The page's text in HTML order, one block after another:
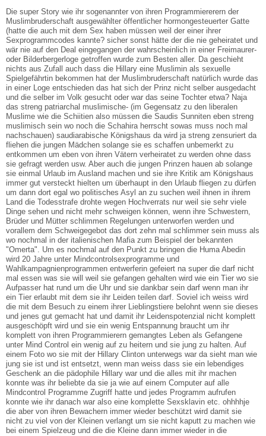
Die super Story wie ihr sogenannter von ihren Programmiererern der
Muslimbruderschaft ausgewählter öffentlicher hormongesteuerter Gatte
(hatte die auch mit dem Sex haben müssen weil der einer ihrer
Sexprogrammcodes kannte? sicher sonst hätte der die nie geheiratet und
wär nie auf den Deal eingegangen der wahrscheinlich in einer Freimaurer-
oder Bilderbergerloge getroffen wurde zum Besten aller. Da geschieht
nichts aus Zufall auch dass die Hillary eine Muslimin als sexuelle
Spielgefährtin bekommen hat der Muslimbruderschaft natürlich wurde das
in einer Loge entschieden das hat sich der Prinz nicht selber ausgedacht
und die selber im Volk gesucht oder war das seine Tochter etwa? Naja
das streng patriarchal muslimische- (im Gegensatz zu den liberalen
Muslime wie die Schiitien also müssen die Saudis Sunniten eben streng
muslimisch sein wo noch die Schahira herrscht sowas muss noch mal
nachschauen) saudiarabische Königshaus da wird ja streng zensuriert da
fliehen die jungen Mädchen solange sie es schaffen unbemerkt zu
entkommen um eben von ihren Vätern verheiratet zu werden ohne dass
sie gefragt werden usw. Aber auch die jungen Prinzen hauen ab solange
sie einmal Urlaub im Ausland machen und sie ihre Kritik am Königshaus
immer gut versteckt hielten um überhaupt in den Urlaub fliegen zu dürfen
um dann dort egal wo politisches Asyl an zu suchen weil ihnen in ihrem
Land die Todesstrafe drohte wegen Hochverrats nur weil sie sehr viele
Dinge sehen und nicht mehr schweigen können, wenn ihre Schwestern,
Brüder und Mütter schlimmen Regelungen unterworfen werden und
vorallem dem Schweigegebot das dort zehn mal schlimmer sein muss als
wo nochmal in der italienischen Mafia zum Beispiel der bekannten
"Omerta". Um es nochmal auf den Punkt zu bringen die Huma Abedin
wird 20 Jahre unter Mindcontrolsexprogramme und
Wahlkampagnienprogrammen entwerferin gefeiert na super die darf nicht
mal essen was sie will weil sie gefangen gehalten wird wie ein Tier wo sie
Aufpasser hat rund um die Uhr und sie dankbar sein darf wenn man ihr
ein Tier erlaubt mit dem sie ihr Leiden teilen darf. Soviel ich weiss wird
die mit dem Besuch zu einem ihrer Lieblingstiere belohnt wenn sie dieses
und jenes gut gemacht hat und damit ihr Leidenspotenzial nicht komplett
ausgeschöpft wird und sie ein wenig Entspannung braucht um ihr
komplett von ihren Programmierern gemangtes Leben als Gefangene
unter Mind Control ein wenig auf zu heitern und sie jung zu halten. Auf
einem Foto wo sie mit der Hillary Clinton unterwegs war da sieht man wie
jung sie ist und ist entsetzt, wenn man weiss dass sie ein lebendiges
Geschenk an die pädophile Hillary war und die alles mit ihr machen
konnte was ihr beliebte da sie ja wie auf einem Computer auf alle
Mindcontrol Programme Zugriff hatte und jedes Programm aufrufen
konnte wie ihr danach war also eine komplette Sexsklavin etc. ohhhhje
die aber von ihren Bewachern immer wieder beschützt wird damit sie
nicht zu viel von der Kleinen verlangt um sie nicht kaputt zu machen wie
bei einem Spielzeug und die die Kleine dann immer wieder in die